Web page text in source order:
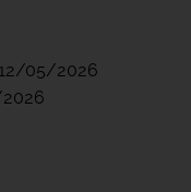
12/05/2026